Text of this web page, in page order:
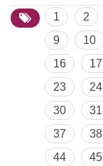
1 2
9
10
16
17
23
24
30
31
37
38
44
45